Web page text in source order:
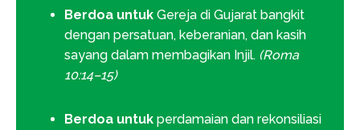
Berdoa untuk Gereja di Gujarat bangkit
dengan persatuan, keberanian, dan kasih
sayang dalam membagikan Injil. (Roma
10:14–15)
Berdoa untuk perdamaian dan rekonsiliasi